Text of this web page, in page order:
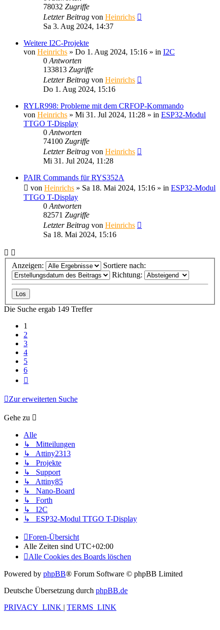
78032 Zugriffe
Letzter Beitrag von Heinrichs
Sa 3. Aug 2024, 14:37
Weitere I2C-Projekte
von Heinrichs » Do 1. Aug 2024, 15:16 » in I2C
0 Antworten
133813 Zugriffe
Letzter Beitrag von Heinrichs
Do 1. Aug 2024, 15:16
RYLR998: Probleme mit dem CRFOP-Kommando
von Heinrichs » Mi 31. Jul 2024, 11:28 » in ESP32-Modul
TTGO T-Display
0 Antworten
74100 Zugriffe
Letzter Beitrag von Heinrichs
Mi 31. Jul 2024, 11:28
PAIR Commands für RYS352A
von Heinrichs » Sa 18. Mai 2024, 15:16 » in ESP32-Modul
TTGO T-Display
0 Antworten
82571 Zugriffe
Letzter Beitrag von Heinrichs
Sa 18. Mai 2024, 15:16
Anzeigen:
Sortiere nach:
Richtung:
Die Suche ergab 149 Treffer
1
2
3
4
5
6
Zur erweiterten Suche
Gehe zu
Alle
↳ Mitteilungen
↳ Attiny2313
↳ Projekte
↳ Support
↳ Attiny85
↳ Nano-Board
↳ Forth
↳ I2C
↳ ESP32-Modul TTGO T-Display
Foren-Übersicht
Alle Zeiten sind UTC+02:00
Alle Cookies des Boards löschen
Powered by phpBB® Forum Software © phpBB Limited
Deutsche Übersetzung durch phpBB.de
PRIVACY_LINK
TERMS_LINK